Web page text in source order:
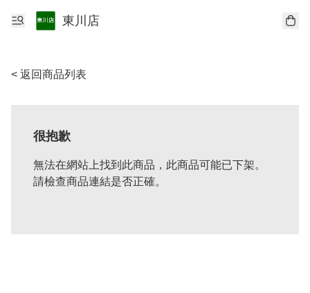
東川店
< 返回商品列表
很抱歉
無法在網站上找到此商品，此商品可能已下架。
請檢查商品連結是否正確。